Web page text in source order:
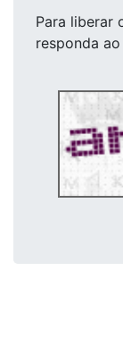
Para liberar
responda